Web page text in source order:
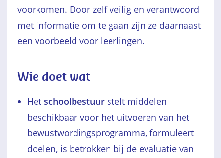
voorkomen. Door zelf veilig en verantwoord
met informatie om te gaan zijn ze daarnaast
een voorbeeld voor leerlingen.
Wie doet wat
Het schoolbestuur stelt middelen
beschikbaar voor het uitvoeren van het
bewustwordingsprogramma, formuleert
doelen, is betrokken bij de evaluatie van